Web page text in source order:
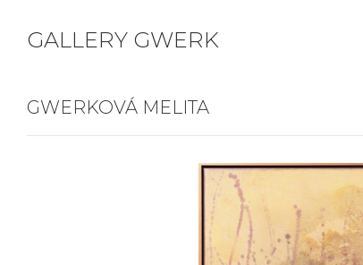
GALLERY GWERK
GWERKOVÁ MELITA